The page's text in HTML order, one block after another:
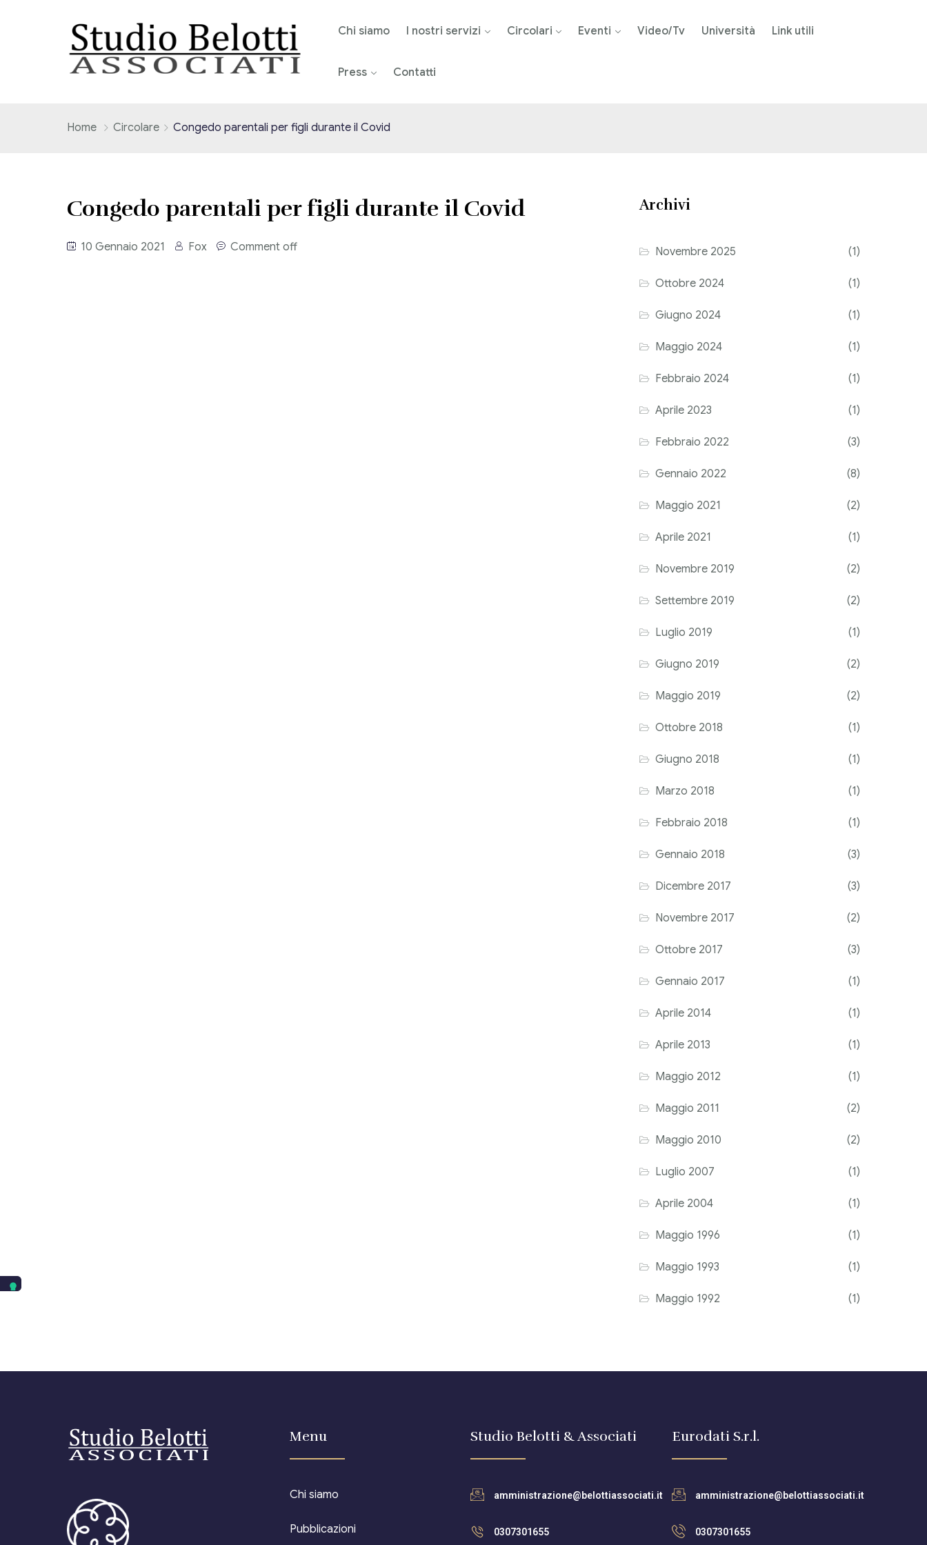
Chi siamo I nostri servizi Circolari Eventi Video/Tv Università Link utili
Press Contatti
Home Circolare Congedo parentali per figli durante il Covid
Congedo parentali per figli durante il Covid
10 Gennaio 2021 Fox Comment off
Archivi
Novembre 2025 (1)
Ottobre 2024 (1)
Giugno 2024 (1)
Maggio 2024 (1)
Febbraio 2024 (1)
Aprile 2023 (1)
Febbraio 2022 (3)
Gennaio 2022 (8)
Maggio 2021 (2)
Aprile 2021 (1)
Novembre 2019 (2)
Settembre 2019 (2)
Luglio 2019 (1)
Giugno 2019 (2)
Maggio 2019 (2)
Ottobre 2018 (1)
Giugno 2018 (1)
Marzo 2018 (1)
Febbraio 2018 (1)
Gennaio 2018 (3)
Dicembre 2017 (3)
Novembre 2017 (2)
Ottobre 2017 (3)
Gennaio 2017 (1)
Aprile 2014 (1)
Aprile 2013 (1)
Maggio 2012 (1)
Maggio 2011 (2)
Maggio 2010 (2)
Luglio 2007 (1)
Aprile 2004 (1)
Maggio 1996 (1)
Maggio 1993 (1)
Maggio 1992 (1)
Menu
Chi siamo
Pubblicazioni
Studio Belotti & Associati
amministrazione@belottiassociati.it
0307301655
Eurodati S.r.l.
amministrazione@belottiassociati.it
0307301655